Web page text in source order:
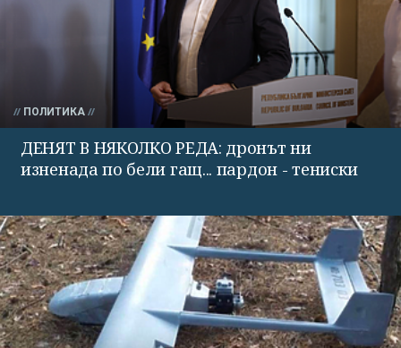
ПОЛИТИКА
ДЕНЯТ В НЯКОЛКО РЕДА: дронът ни
изненада по бели гащ... пардон - тениски